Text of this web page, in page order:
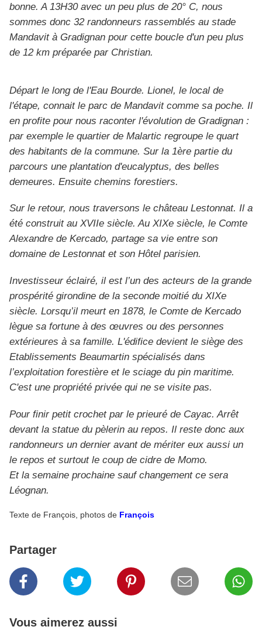
bonne. A 13H30 avec un peu plus de 20° C, nous
sommes donc 32 randonneurs rassemblés au stade
Mandavit à Gradignan pour cette boucle d'un peu plus
de 12 km préparée par Christian.
Départ le long de l'Eau Bourde. Lionel, le local de
l'étape, connait le parc de Mandavit comme sa poche. Il
en profite pour nous raconter l'évolution de Gradignan :
par exemple le quartier de Malartic regroupe le quart
des habitants de la commune. Sur la 1ère partie du
parcours une plantation d'eucalyptus, des belles
demeures. Ensuite chemins forestiers.
Sur le retour, nous traversons le château Lestonnat. Il a
été construit au XVIIe siècle. Au XIXe siècle, le Comte
Alexandre de Kercado, partage sa vie entre son
domaine de Lestonnat et son Hôtel parisien.
Investisseur éclairé, il est l’un des acteurs de la grande
prospérité girondine de la seconde moitié du XIXe
siècle. Lorsqu’il meurt en 1878, le Comte de Kercado
lègue sa fortune à des œuvres ou des personnes
extérieures à sa famille. L'édifice devient le siège des
Etablissements Beaumartin spécialisés dans
l’exploitation forestière et le sciage du pin maritime.
C'est une propriété privée qui ne se visite pas.
Pour finir petit crochet par le prieuré de Cayac. Arrêt
devant la statue du pèlerin au repos. Il reste donc aux
randonneurs un dernier avant de mériter eux aussi un
le repos et surtout le coup de cidre de Momo.
Et la semaine prochaine sauf changement ce sera
Léognan.
Texte de François, photos de François
Partager
Vous aimerez aussi